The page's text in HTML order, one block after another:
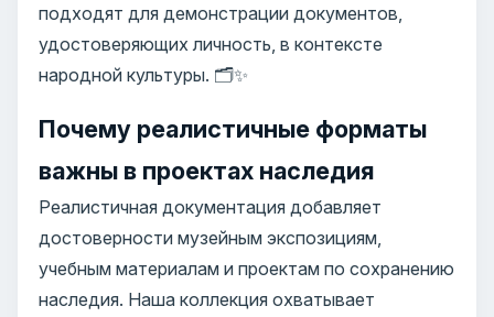
подходят для демонстрации документов,
удостоверяющих личность, в контексте
народной культуры. 🗂️✨
Почему реалистичные форматы
важны в проектах наследия
Реалистичная документация добавляет
достоверности музейным экспозициям,
учебным материалам и проектам по сохранению
наследия. Наша коллекция охватывает